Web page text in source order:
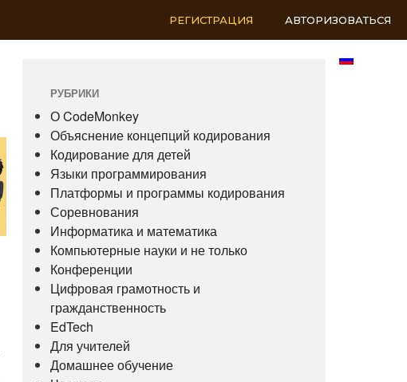
РЕГИСТРАЦИЯ АВТОРИЗОВАТЬСЯ
РУБРИКИ
О CodeMonkey
Объяснение концепций кодирования
Кодирование для детей
Языки программирования
Платформы и программы кодирования
Соревнования
Информатика и математика
Компьютерные науки и не только
Конференции
Цифровая грамотность и
гражданственность
EdTech
Для учителей
Домашнее обучение